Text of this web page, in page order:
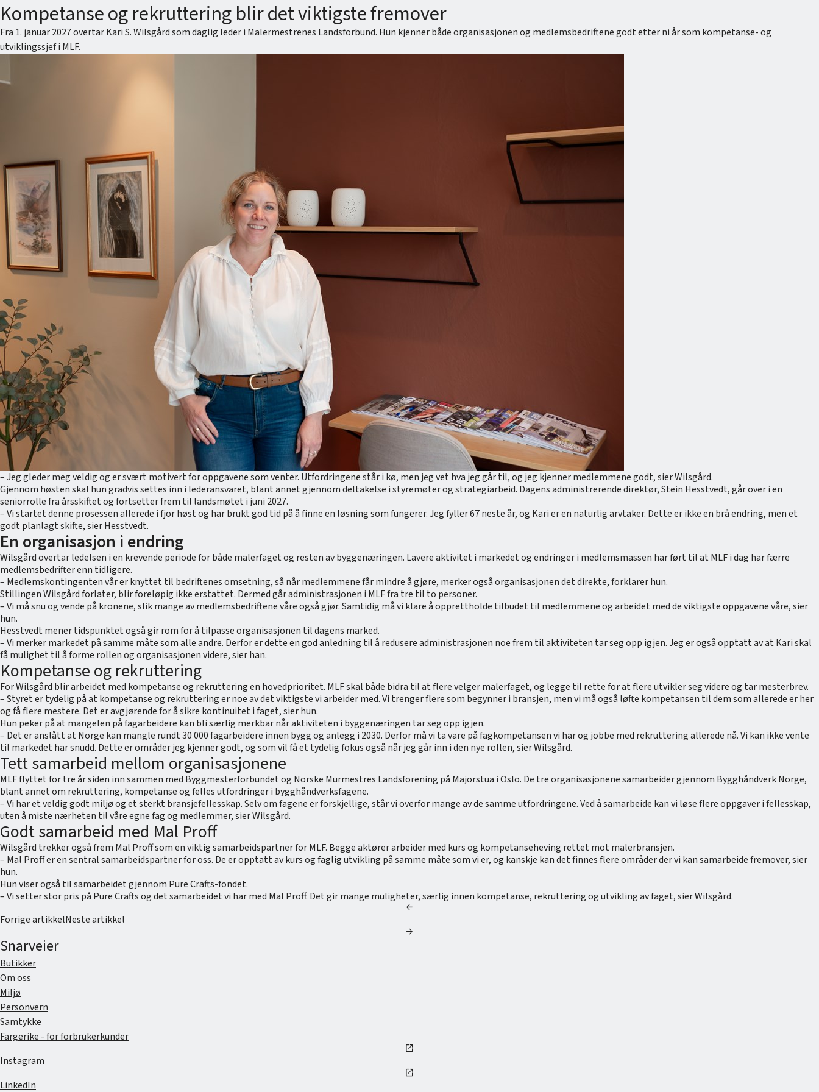
Kompetanse og rekruttering blir det viktigste fremover
Fra 1. januar 2027 overtar Kari S. Wilsgård som daglig leder i Malermestrenes Landsforbund. Hun kjenner både organisasjonen og medlemsbedriftene godt etter ni år som kompetanse- og
utviklingssjef i MLF.
– Jeg gleder meg veldig og er svært motivert for oppgavene som venter. Utfordringene står i kø, men jeg vet hva jeg går til, og jeg kjenner medlemmene godt, sier Wilsgård.
Gjennom høsten skal hun gradvis settes inn i lederansvaret, blant annet gjennom deltakelse i styremøter og strategiarbeid. Dagens administrerende direktør, Stein Hesstvedt, går over i en
seniorrolle fra årsskiftet og fortsetter frem til landsmøtet i juni 2027.
– Vi startet denne prosessen allerede i fjor høst og har brukt god tid på å finne en løsning som fungerer. Jeg fyller 67 neste år, og Kari er en naturlig arvtaker. Dette er ikke en brå endring, men et
godt planlagt skifte, sier Hesstvedt.
En organisasjon i endring
Wilsgård overtar ledelsen i en krevende periode for både malerfaget og resten av byggenæringen. Lavere aktivitet i markedet og endringer i medlemsmassen har ført til at MLF i dag har færre
medlemsbedrifter enn tidligere.
– Medlemskontingenten vår er knyttet til bedriftenes omsetning, så når medlemmene får mindre å gjøre, merker også organisasjonen det direkte, forklarer hun.
Stillingen Wilsgård forlater, blir foreløpig ikke erstattet. Dermed går administrasjonen i MLF fra tre til to personer.
– Vi må snu og vende på kronene, slik mange av medlemsbedriftene våre også gjør. Samtidig må vi klare å opprettholde tilbudet til medlemmene og arbeidet med de viktigste oppgavene våre, sier
hun.
Hesstvedt mener tidspunktet også gir rom for å tilpasse organisasjonen til dagens marked.
– Vi merker markedet på samme måte som alle andre. Derfor er dette en god anledning til å redusere administrasjonen noe frem til aktiviteten tar seg opp igjen. Jeg er også opptatt av at Kari skal
få mulighet til å forme rollen og organisasjonen videre, sier han.
Kompetanse og rekruttering
For Wilsgård blir arbeidet med kompetanse og rekruttering en hovedprioritet. MLF skal både bidra til at flere velger malerfaget, og legge til rette for at flere utvikler seg videre og tar mesterbrev.
– Styret er tydelig på at kompetanse og rekruttering er noe av det viktigste vi arbeider med. Vi trenger flere som begynner i bransjen, men vi må også løfte kompetansen til dem som allerede er her
og få flere mestere. Det er avgjørende for å sikre kontinuitet i faget, sier hun.
Hun peker på at mangelen på fagarbeidere kan bli særlig merkbar når aktiviteten i byggenæringen tar seg opp igjen.
– Det er anslått at Norge kan mangle rundt 30 000 fagarbeidere innen bygg og anlegg i 2030. Derfor må vi ta vare på fagkompetansen vi har og jobbe med rekruttering allerede nå. Vi kan ikke vente
til markedet har snudd. Dette er områder jeg kjenner godt, og som vil få et tydelig fokus også når jeg går inn i den nye rollen, sier Wilsgård.
Tett samarbeid mellom organisasjonene
MLF flyttet for tre år siden inn sammen med Byggmesterforbundet og Norske Murmestres Landsforening på Majorstua i Oslo. De tre organisasjonene samarbeider gjennom Bygghåndverk Norge,
blant annet om rekruttering, kompetanse og felles utfordringer i bygghåndverksfagene.
– Vi har et veldig godt miljø og et sterkt bransjefellesskap. Selv om fagene er forskjellige, står vi overfor mange av de samme utfordringene. Ved å samarbeide kan vi løse flere oppgaver i fellesskap,
uten å miste nærheten til våre egne fag og medlemmer, sier Wilsgård.
Godt samarbeid med Mal Proff
Wilsgård trekker også frem Mal Proff som en viktig samarbeidspartner for MLF. Begge aktører arbeider med kurs og kompetanseheving rettet mot malerbransjen.
– Mal Proff er en sentral samarbeidspartner for oss. De er opptatt av kurs og faglig utvikling på samme måte som vi er, og kanskje kan det finnes flere områder der vi kan samarbeide fremover, sier
hun.
Hun viser også til samarbeidet gjennom Pure Crafts-fondet.
– Vi setter stor pris på Pure Crafts og det samarbeidet vi har med Mal Proff. Det gir mange muligheter, særlig innen kompetanse, rekruttering og utvikling av faget, sier Wilsgård.
arrow_back
Forrige artikkelNeste artikkel
arrow_forward
Snarveier
Butikker
Om oss
Miljø
Personvern
Samtykke
Fargerike - for forbrukerkunder
open_in_new
Instagram
open_in_new
LinkedIn